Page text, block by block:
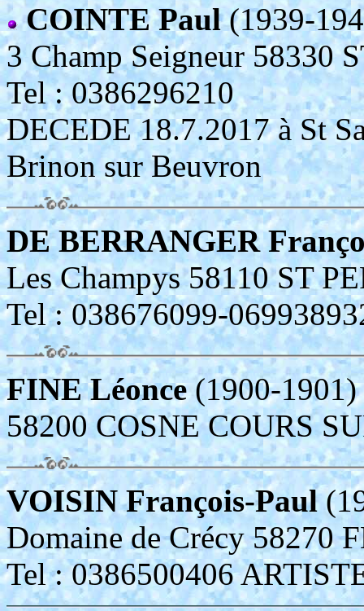
COINTE Paul(1939-
3 Champ Seigneur 58330
Tel : 0386296210
DECEDE 18.7.2017 à St
Brinon sur Beuvron
DE BERRANGER
Les Champys 58110 ST
Tel : 038676099-
FINE Léonce(1900-1901)
58200 COSNE COURS
VOISIN François-Paul
Domaine de Crécy 58270
Tel : 0386500406